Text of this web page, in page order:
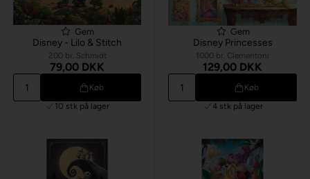
Gem
Disney - Lilo & Stitch
200 br. Schmidt
79,00 DKK
Køb
10 stk på lager
Gem
Disney Princesses
1000 br. Clementoni
129,00 DKK
Køb
4 stk på lager